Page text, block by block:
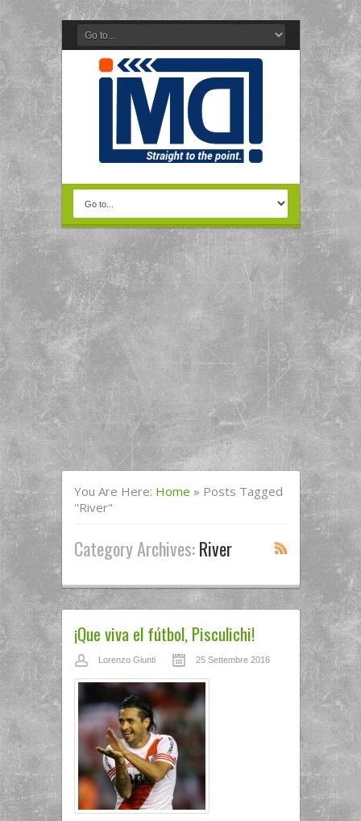
You Are Here: Home » Posts Tagged
"River"
Category Archives:River
¡Que viva el fútbol, Pisculichi!
Lorenzo Giunti 25 Settembre 2016